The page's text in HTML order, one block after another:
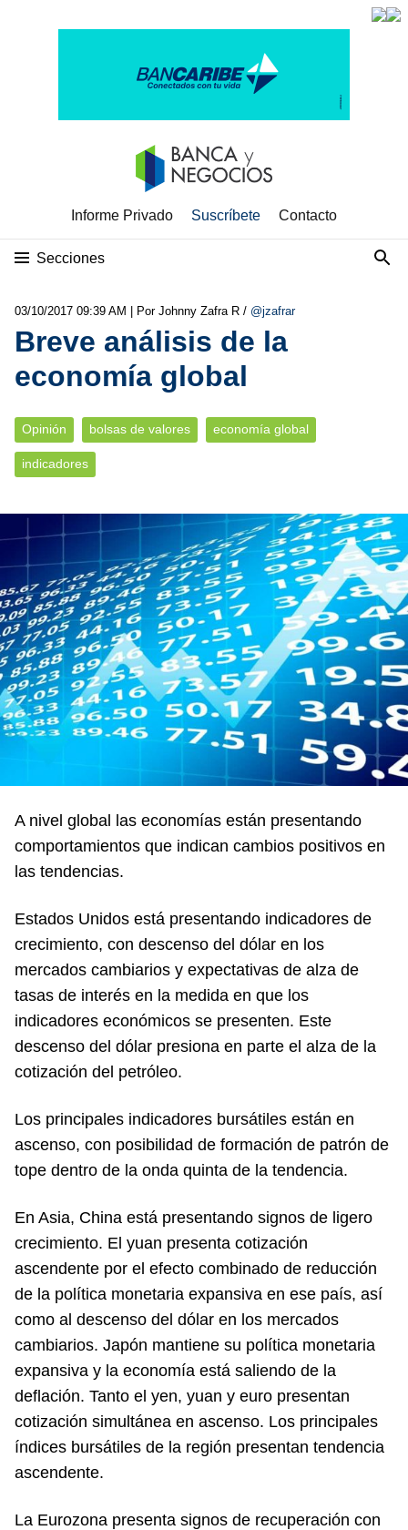
Informe Privado Suscríbete Contacto
Secciones
03/10/2017 09:39 AM | Por Johnny Zafra R / @jzafrar
Breve análisis de la
economía global
Opinión bolsas de valores economía global
indicadores
A nivel global las economías están presentando
comportamientos que indican cambios positivos en
las tendencias.
Estados Unidos está presentando indicadores de
crecimiento, con descenso del dólar en los
mercados cambiarios y expectativas de alza de
tasas de interés en la medida en que los
indicadores económicos se presenten. Este
descenso del dólar presiona en parte el alza de la
cotización del petróleo.
Los principales indicadores bursátiles están en
ascenso, con posibilidad de formación de patrón de
tope dentro de la onda quinta de la tendencia.
En Asia, China está presentando signos de ligero
crecimiento. El yuan presenta cotización
ascendente por el efecto combinado de reducción
de la política monetaria expansiva en ese país, así
como al descenso del dólar en los mercados
cambiarios. Japón mantiene su política monetaria
expansiva y la economía está saliendo de la
deflación. Tanto el yen, yuan y euro presentan
cotización simultánea en ascenso. Los principales
índices bursátiles de la región presentan tendencia
ascendente.
La Eurozona presenta signos de recuperación con